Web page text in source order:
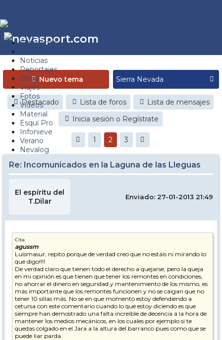
Estaciones
Noticias
Reportajes
Blogs
Viajes
Fotos
Videos
Material
Esquí Pro
Infonieve
Verano
Nevalog
Nuevo tema
Destacado Lista de foros
Lista de mensajes
Inicia sesión o Regístrate
1 2 3
Re: Incomunicados en la Laguna de las Lleguas
El espíritu del
T.Dilar
Enviado: 27-01-2013 21:49
Cita
agussm
Luismasur, repito porque de verdad creo que no estáis ni mirando lo
que digo!!!!
De verdad claro que tienen todo el derecho a quejarse, pero la queja
en mi opinión es que tienen que tener los remontes en condiciones,
no ahorrar el dinero en seguridad y mantenimiento de los mismo, es
más importante que los remontes funcionen y no se caigan que no
tener 10 sillas más. No se en que momento estoy defendiendo a
cetursa con este comentario cuando lo que estoy diciendo es que
siempre han demostrado una falta increíble de decencia a la hora de
mantener los medios mecánicos, en los cuales por ejemplo si te
quedas colgado en el Jara a la altura del barranco pues como que se
puede liar parda.